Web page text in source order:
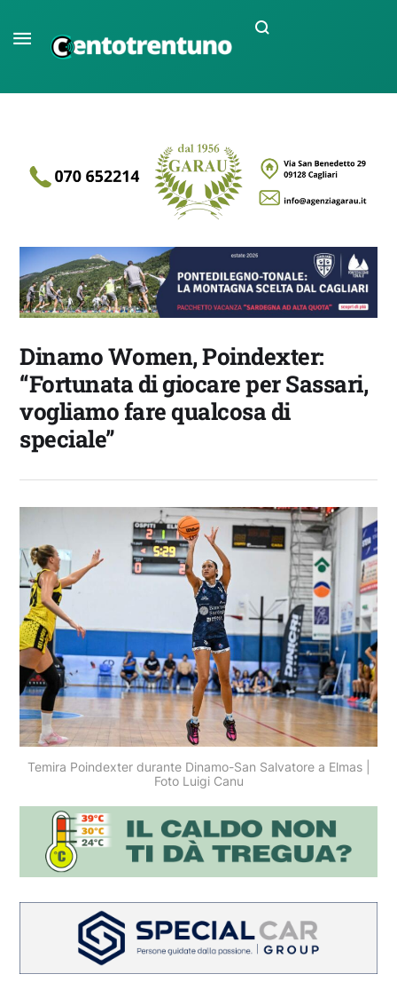
Dinamo Women, Poindexter:
“Fortunata di giocare per Sassari,
vogliamo fare qualcosa di
speciale”
Temira Poindexter durante Dinamo-San Salvatore a Elmas |
Foto Luigi Canu